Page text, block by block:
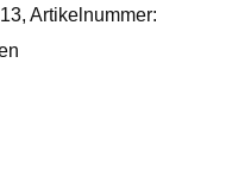
Artikelnummer: